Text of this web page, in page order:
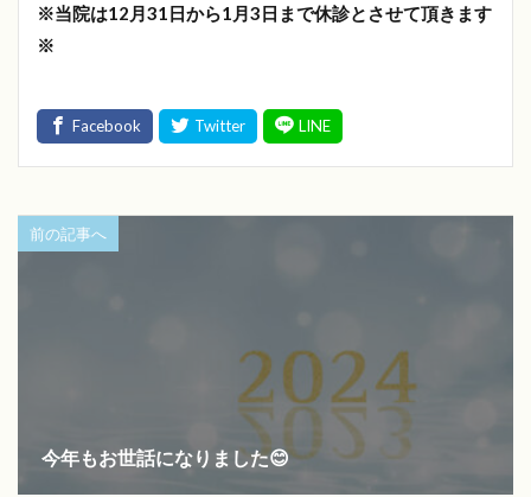
※当院は12月31日から1月3日まで休診とさせて頂きます
※
前の記事へ
今年もお世話になりました😊